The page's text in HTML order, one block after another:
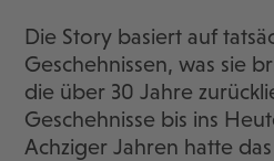
Die Story basiert auf
Geschehnissen, was sie
die über 30 Jahre
Geschehnisse bis ins
Achziger Jahren hatte